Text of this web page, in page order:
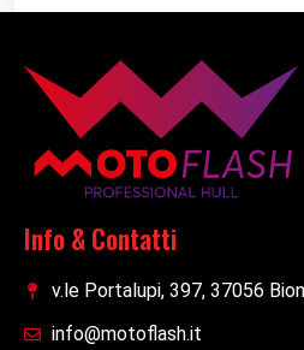
Info & Contatti
v.le Portalupi, 397, 37056
info@motoflash.it